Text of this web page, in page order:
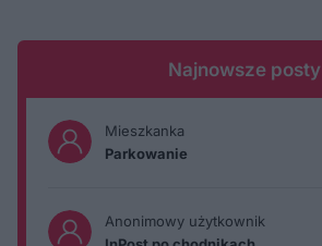
Najnowsze posty
Mieszkanka
Parkowanie
Anonimowy użytkownik